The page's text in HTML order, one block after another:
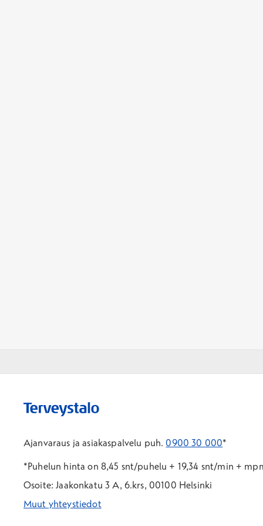
Ajanvaraus ja asiakaspalvelu puh. 0900 30 000*
*Puhelun hinta on 8,45 snt/puhelu + 19,34 snt/min +
Osoite: Jaakonkatu 3 A, 6.krs, 00100 Helsinki
Muut yhteystiedot